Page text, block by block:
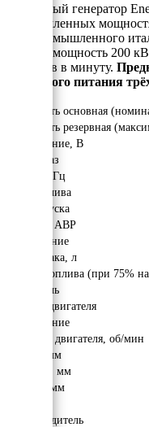
Дизельный генератор
промышленных
базе промышленного
рабочая мощность 200
оборотов в минуту.
резервного питания
Мощность основная
Мощность резервная
Напряжение, В
Число фаз
Частота, Гц
Вид топлива
Тип запуска
Наличие АВР
Исполнение
Объём бака, л
Расход топлива (при 75%
Двигатель
Модель двигателя
Охлаждение
Обороты двигателя, об/мин
Длина, мм
Ширина, мм
Высота, мм
Производитель